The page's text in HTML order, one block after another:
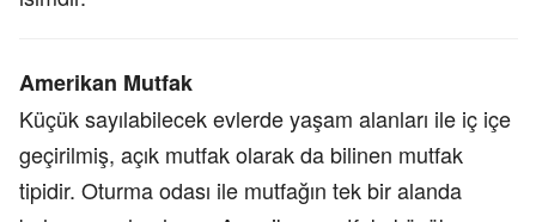
Amerikan Mutfak
Küçük sayılabilecek evlerde yaşam alanları ile iç içe
geçirilmiş, açık mutfak olarak da bilinen mutfak
tipidir. Oturma odası ile mutfağın tek bir alanda